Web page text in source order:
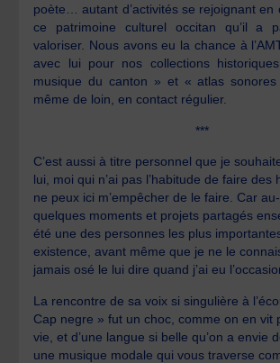
poète… autant d’activités se rejoignant en
ce patrimoine culturel occitan qu’il a
valoriser. Nous avons eu la chance à
avec lui pour nos collections
musique du canton » et « atlas
même de loin, en contact régulier.
***
C’est aussi à titre personnel que je
lui, moi qui n’ai pas l’habitude de faire des
ne peux ici m’empêcher de le faire. Car
quelques moments et projets partagés
été une des personnes les plus
existence, avant même que je ne le
jamais osé le lui dire quand j’ai eu
La rencontre de sa voix si singulière à
Cap negre » fut un choc, comme on en vit
vie, et d’une langue si belle qu’on a envie
une musique modale qui vous traverse